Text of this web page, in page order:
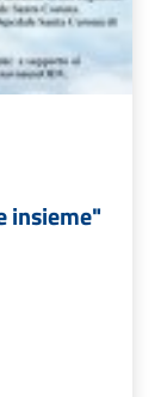
insieme"